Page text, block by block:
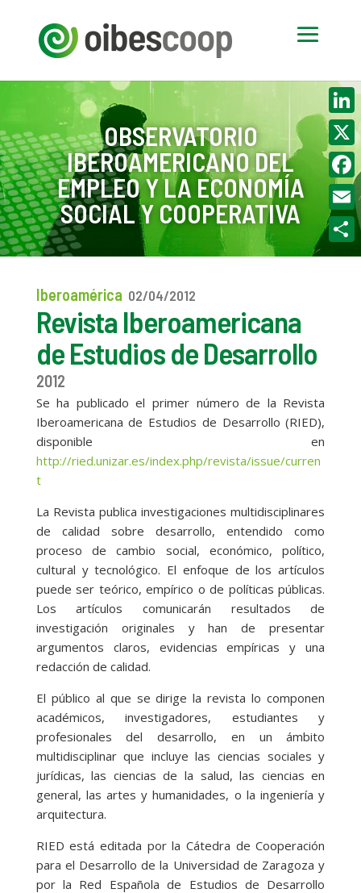
OBSERVATORIO
IBEROAMERICANO DEL
EMPLEO Y LA ECONOMÍA
SOCIAL Y COOPERATIVA
Iberoamérica 02/04/2012
Revista Iberoamericana
de Estudios de Desarrollo
2012
Se ha publicado el primer número de la Revista
Iberoamericana de Estudios de Desarrollo (RIED),
disponible en
http://ried.unizar.es/index.php/revista/issue/curren
t
La Revista publica investigaciones multidisciplinares
de calidad sobre desarrollo, entendido como
proceso de cambio social, económico, político,
cultural y tecnológico. El enfoque de los artículos
puede ser teórico, empírico o de políticas públicas.
Los artículos comunicarán resultados de
investigación originales y han de presentar
argumentos claros, evidencias empíricas y una
redacción de calidad.
El público al que se dirige la revista lo componen
académicos, investigadores, estudiantes y
profesionales del desarrollo, en un ámbito
multidisciplinar que incluye las ciencias sociales y
jurídicas, las ciencias de la salud, las ciencias en
general, las artes y humanidades, o la ingeniería y
arquitectura.
RIED está editada por la Cátedra de Cooperación
para el Desarrollo de la Universidad de Zaragoza y
por la Red Española de Estudios de Desarrollo
X
Email